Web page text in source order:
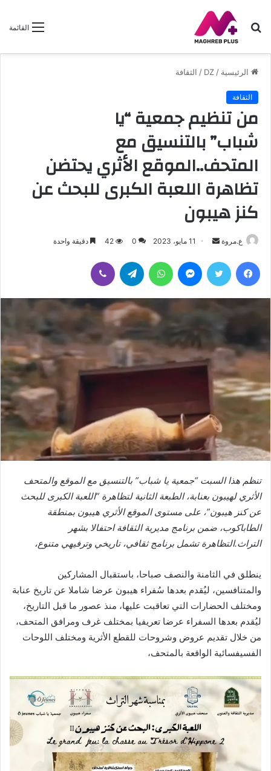
القائمة
بحث
عن
الرئيسية /
DZ
/ الثقافة
الثقافة
من تنظيم جمعية “يا
شباب” بالتنسيق مع
المتحف..الموقع الأثري يحتضن
تظاهرة اللعبة الكبرى للبحث عن
كنز هيبون
ع.مروة
أرسل
إلكترونيا
11 مايو، 2023 0
42 دقيقة واحدة
فيسبوك تويتر ماسنجر واتساب تيلقرام
تنظم هذا السبت “جمعية يا شباب” بالتنسيق مع الموقع والمتحف
الأثري لهيبون بعنابة، الطبعة الثانية لتظاهرة “اللعبة الكبرى للبحث
عن كنز هيبون”، على مستوى الموقع الأثري هيبون بمنطقة
الطاباكوب، ضمن برنامج مديرية الثقافة احتفالا بشهر
التراث.التظاهرة تشمل برنامج ثقافي، تاريخي وترفيهي متنوع،
ينطلق في الثامنة والنصف صباحا، باستقبال المشاركين
والمتنافسين، ليُقدم بعدها سُفراء هيبون عرضا شاملا عن تاريخ عنابة
ومختلف الحضارات التي تعاقبت عليها، منذ عصور ما قبل التاريخ،
ليُقدم بعدها السفراء عرضا تعريفيا بمختلف غرف ومرافق المتحف،
من خلال تقديم عروض وشروحات للقطع الأثرية ومختلف اللوحات
الفسيفسائية الواقعة بالمتحف،